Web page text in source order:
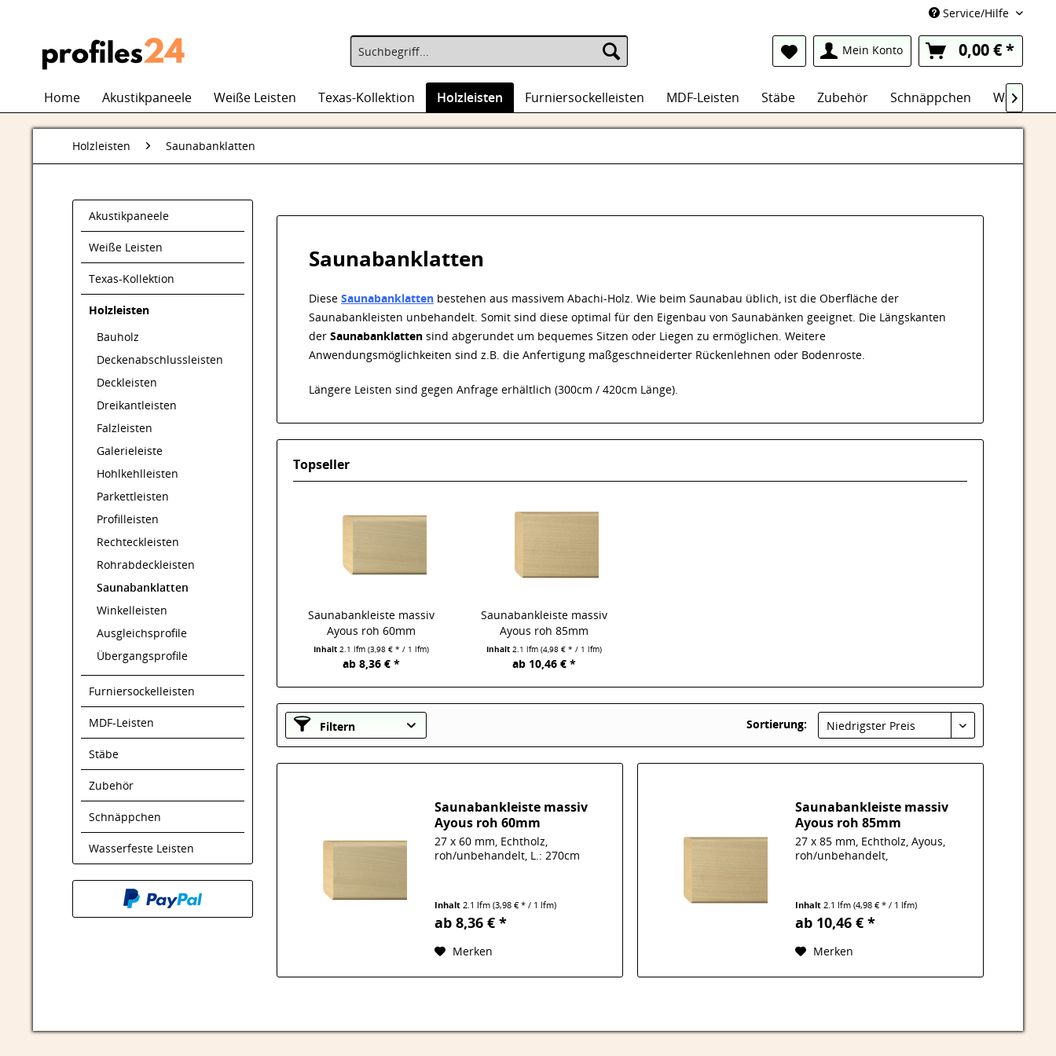
Service/Hilfe
Mein Konto 0,00 € *
Home Akustikpaneele Weiße Leisten Texas-Kollektion Holzleisten Furniersockelleisten MDF-Leisten Stäbe Zubehör Schnäppchen 
Holzleisten Saunabanklatten
Akustikpaneele
Weiße Leisten
Texas-Kollektion
Holzleisten
Bauholz
Deckenabschlussleisten
Deckleisten
Dreikantleisten
Falzleisten
Galerieleiste
Hohlkehlleisten
Parkettleisten
Profilleisten
Rechteckleisten
Rohrabdeckleisten
Saunabanklatten
Winkelleisten
Ausgleichsprofile
Übergangsprofile
Furniersockelleisten
MDF-Leisten
Stäbe
Zubehör
Schnäppchen
Wasserfeste Leisten
Saunabanklatten
Diese Saunabanklatten bestehen aus massivem Abachi-Holz. Wie beim Saunabau üblich, ist die Oberfläche der
Saunabankleisten unbehandelt. Somit sind diese optimal für den Eigenbau von Saunabänken geeignet. Die Längskanten
der Saunabanklatten sind abgerundet um bequemes Sitzen oder Liegen zu ermöglichen. Weitere
Anwendungsmöglichkeiten sind z.B. die Anfertigung maßgeschneiderter Rückenlehnen oder Bodenroste.
Längere Leisten sind gegen Anfrage erhältlich (300cm / 420cm Länge).
Topseller
Saunabankleiste massiv
Ayous roh 60mm
Inhalt2.1 lfm(3,98 € * / 1 lfm)
ab 8,36 € *
Saunabankleiste massiv
Ayous roh 85mm
Inhalt 2.1 lfm (4,98 € * / 1 lfm)
ab 10,46 € *
Filtern Sortierung: Niedrigster Preis
Saunabankleiste massiv
Ayous roh 60mm
27 x 60 mm, Echtholz,
roh/unbehandelt, L.: 270cm
Inhalt2.1 lfm(3,98 € * / 1 lfm)
ab 8,36 € *
Merken
Saunabankleiste massiv
Ayous roh 85mm
27 x 85 mm, Echtholz, Ayous,
roh/unbehandelt,
Inhalt2.1 lfm(4,98 € * / 1 lfm)
ab 10,46 € *
Merken